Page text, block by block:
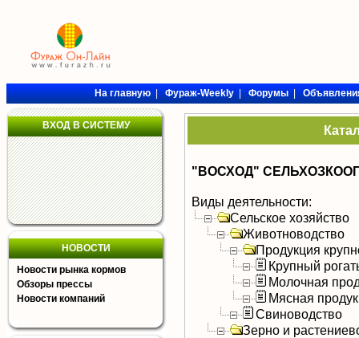
На главную|Фураж-Weekly|Форумы|
ВХОД В СИСТЕМУ
НОВОСТИ
Новости рынка кормов
Обзоры прессы
Новости компаний
"ВОСХОД"
Виды деятельности:
Сельское хозяйство
Животноводство
Продукция
Крупный
Молочная
Мясная
Свиноводство
Зерно и